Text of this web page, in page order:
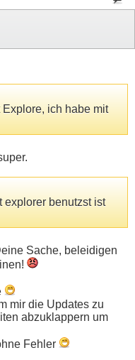
ich habe mit
explorer benutzst ist
Sache, beleidigen
mir die Updates zu
abzuklappern um
Fehler